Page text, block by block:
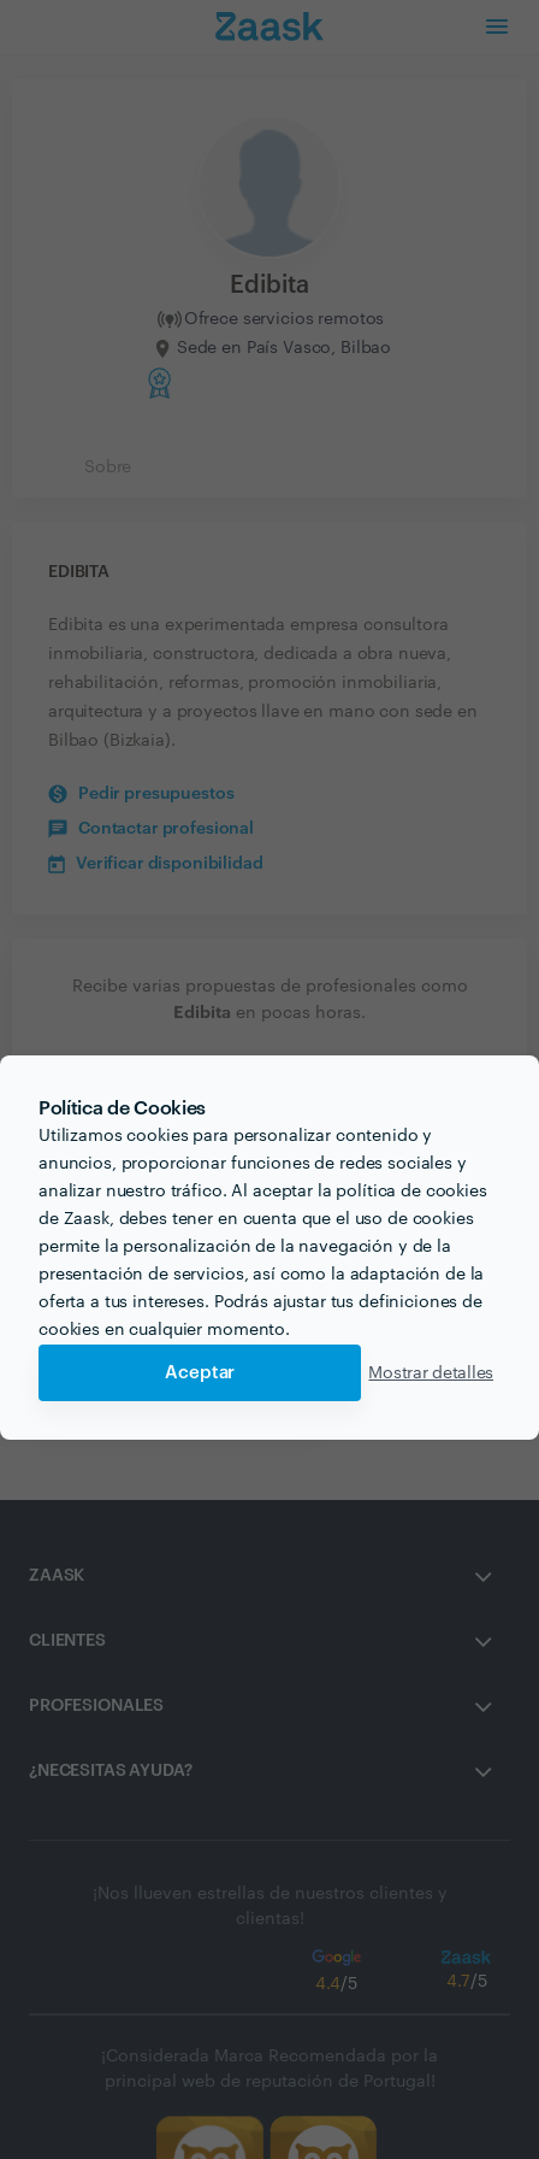
Política de Cookies
Utilizamos cookies para personalizar contenido y
anuncios, proporcionar funciones de redes sociales y
analizar nuestro tráfico. Al aceptar la política de cookies
de Zaask, debes tener en cuenta que el uso de cookies
permite la personalización de la navegación y de la
presentación de servicios, así como la adaptación de la
oferta a tus intereses. Podrás ajustar tus definiciones de
cookies en cualquier momento.
Aceptar Mostrar detalles
Edibita
Ofrece servicios remotos
Sede en País Vasco, Bilbao
Sobre
EDIBITA
Edibita es una experimentada empresa consultora
inmobiliaria, constructora, dedicada a obra nueva,
rehabilitación, reformas, promoción inmobiliaria,
arquitectura y a proyectos llave en mano con sede en
Bilbao (Bizkaia).
Pedir presupuestos
Contactar profesional
Verificar disponibilidad
Recibe varias propuestas de profesionales como
Edibita en pocas horas.
Otros servicios proporcionados por Edibita
Colocación de Falso Techo en bilbao
Constructor en bilbao
Casas Prefabricadas en bilbao
ZAASK
CLIENTES
PROFESIONALES
¿NECESITAS AYUDA?
¡Nos llueven estrellas de nuestros clientes y
clientas!
4.4/5 4.7/5
¡Considerada Marca Recomendada por la
principal web de reputación de Portugal!